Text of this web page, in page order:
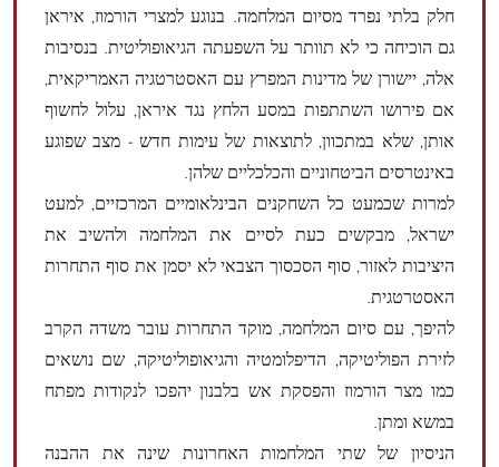
חלק בלתי נפרד מסיום המלחמה. בנוגע למצרי הורמוז, איראן
גם הוכיחה כי לא תוותר על השפעתה הגיאופוליטית. בנסיבות
אלה, יישורן של מדינות המפרץ עם האסטרטגיה האמריקאית,
אם פירושו השתתפות במסע הלחץ נגד איראן, עלול לחשוף
אותן, שלא במתכוון, לתוצאות של עימות חדש - מצב שפוגע
באינטרסים הביטחוניים והכלכליים שלהן.
למרות שכמעט כל השחקנים הבינלאומיים המרכזיים, למעט
ישראל, מבקשים כעת לסיים את המלחמה ולהשיב את
היציבות לאזור, סוף הסכסוך הצבאי לא יסמן את סוף התחרות
האסטרטגית.
להיפך, עם סיום המלחמה, מוקד התחרות עובר משדה הקרב
לזירת הפוליטיקה, הדיפלומטיה והגיאופוליטיקה, שם נושאים
כמו מצר הורמוז והפסקת אש בלבנון יהפכו לנקודות מפתח
במשא ומתן.
הניסיון של שתי המלחמות האחרונות שינה את ההבנה